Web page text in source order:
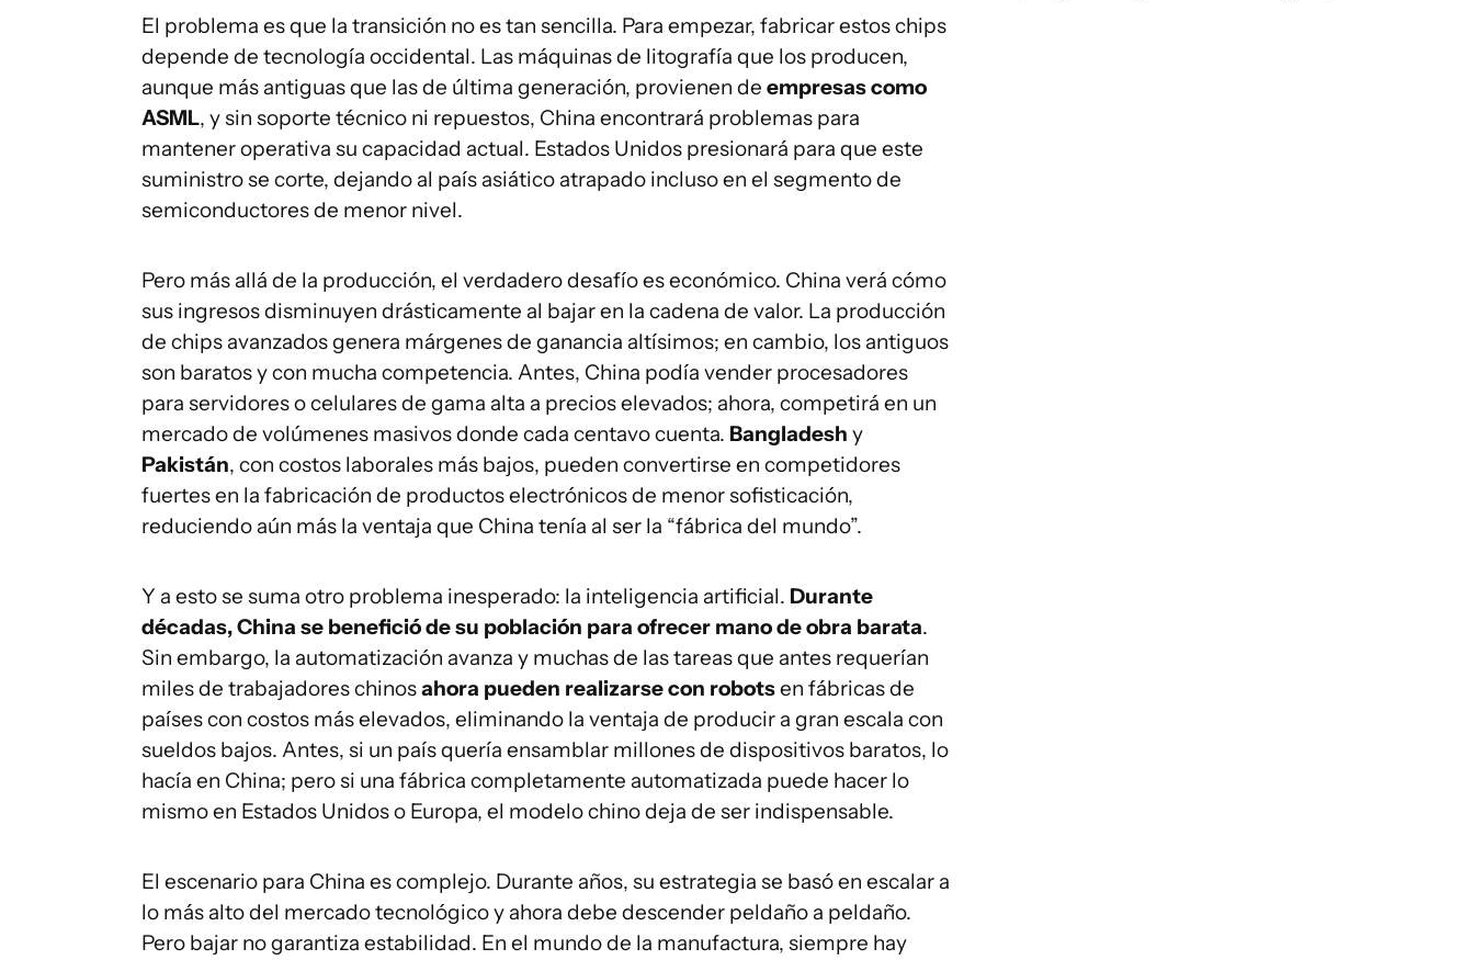
El problema es que la transición no es tan sencilla. Para empezar, fabricar estos chips
depende de tecnología occidental. Las máquinas de litografía que los producen,
aunque más antiguas que las de última generación, provienen de empresas como
ASML, y sin soporte técnico ni repuestos, China encontrará problemas para
mantener operativa su capacidad actual. Estados Unidos presionará para que este
suministro se corte, dejando al país asiático atrapado incluso en el segmento de
semiconductores de menor nivel.
Pero más allá de la producción, el verdadero desafío es económico. China verá cómo
sus ingresos disminuyen drásticamente al bajar en la cadena de valor. La producción
de chips avanzados genera márgenes de ganancia altísimos; en cambio, los antiguos
son baratos y con mucha competencia. Antes, China podía vender procesadores
para servidores o celulares de gama alta a precios elevados; ahora, competirá en un
mercado de volúmenes masivos donde cada centavo cuenta. Bangladesh y
Pakistán, con costos laborales más bajos, pueden convertirse en competidores
fuertes en la fabricación de productos electrónicos de menor sofisticación,
reduciendo aún más la ventaja que China tenía al ser la “fábrica del mundo”.
Y a esto se suma otro problema inesperado: la inteligencia artificial. Durante
décadas, China se benefició de su población para ofrecer mano de obra barata.
Sin embargo, la automatización avanza y muchas de las tareas que antes requerían
miles de trabajadores chinosahora pueden realizarse con robotsen fábricas de
países con costos más elevados, eliminando la ventaja de producir a gran escala con
sueldos bajos. Antes, si un país quería ensamblar millones de dispositivos baratos, lo
hacía en China; pero si una fábrica completamente automatizada puede hacer lo
mismo en Estados Unidos o Europa, el modelo chino deja de ser indispensable.
El escenario para China es complejo. Durante años, su estrategia se basó en escalar a
lo más alto del mercado tecnológico y ahora debe descender peldaño a peldaño.
Pero bajar no garantiza estabilidad. En el mundo de la manufactura, siempre hay